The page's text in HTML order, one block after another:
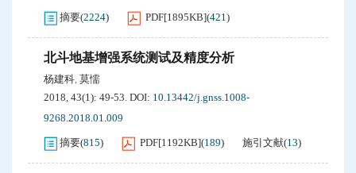
摘要(2224) PDF[1895KB](421)
北斗地基增强系统测试及精度分析
杨建科, 莫懦
2018, 43(1): 49-53. DOI: 10.13442/j.gnss.1008-
9268.2018.01.009
摘要(815) PDF[1192KB](189) 施引文献(13)